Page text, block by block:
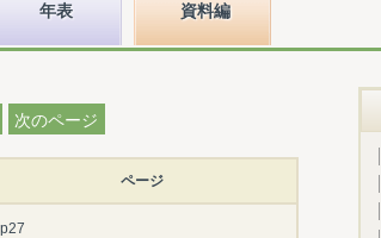
年表 資料編
次のページ
ページ
p27